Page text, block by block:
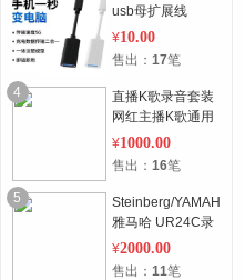
usb母扩展线
¥10.00
售出： 17笔
4
直播K歌录音套装
网红主播K歌通用
电容麦克风
¥1000.00
售出： 16笔
5
Steinberg/YAMAHA
雅马哈 UR24C录
音编曲混音外置声
卡
¥2000.00
售出： 11笔